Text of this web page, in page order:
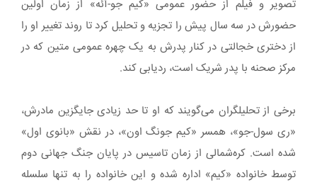
تصویر و فیلم از حضور عمومی «کیم جو-آئه» از زمان اولین
حضورش در سه سال پیش را تجزیه و تحلیل کرد تا روند تغییر او را
از دختری خجالتی در کنار پدرش به یک چهره عمومی متین که در
مرکز صحنه با پدر شریک است، ردیابی کند.
برخی از تحلیلگران می‌گویند که او تا حد زیادی جایگزین مادرش،
«ری سول-جو»، همسر «کیم جونگ اون»، در نقش «بانوی اول»
شده است. کره‌شمالی از زمان تاسیس در پایان جنگ جهانی دوم
توسط خانواده «کیم» اداره شده و این خانواده را به تنها سلسله